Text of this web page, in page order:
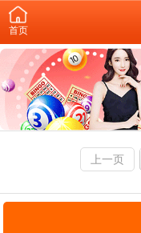
首页
上一页